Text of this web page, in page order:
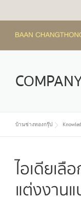
บ้านช่างทองกรุ๊ป
ไอเดียเ
แต่งงาน